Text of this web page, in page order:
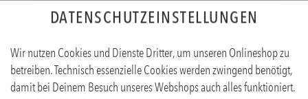
DATENSCHUTZEINSTELLUNGEN
Wir nutzen Cookies und Dienste Dritter, um unseren Onlineshop zu
betreiben. Technisch essenzielle Cookies werden zwingend benötigt,
damit bei Deinem Besuch unseres Webshops auch alles funktioniert.